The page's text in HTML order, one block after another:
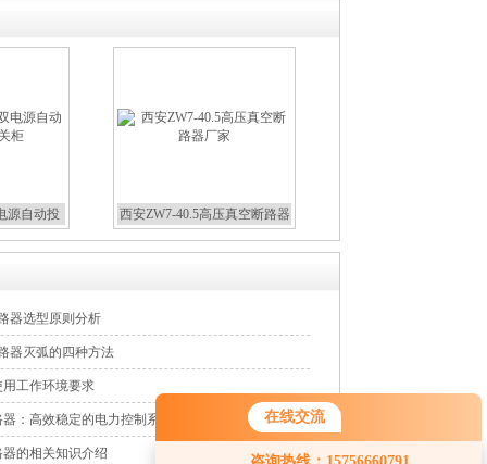
在线交流
您好！欢迎前来咨询，很高兴为您
源自动投
西安ZW7-40.5高压真空断路器
器选型原则分析
器灭弧的四种方法
工作环境要求
：高效稳定的电力控制系统核心，保障电网安全
的相关知识介绍